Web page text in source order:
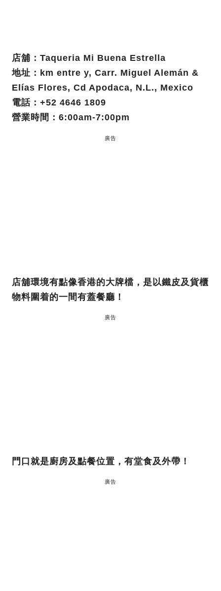
店舖：Taqueria Mi Buena Estrella
地址：km entre y, Carr. Miguel Alemán &
Elías Flores, Cd Apodaca, N.L., Mexico
電話：+52 4646 1809
營業時間：6:00am-7:00pm
廣告
店舖環境有點像香港的大牌檔，是以鐵皮及貨櫃
物料圍着的一間有蓋餐廳！
廣告
門口就是廚房及點餐位置，有堂食及外帶！
廣告